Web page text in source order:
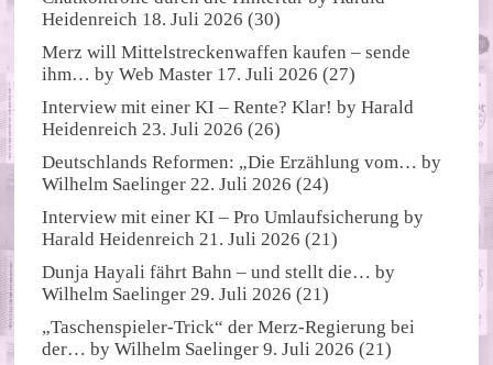
Heidenreich 18. Juli 2026 (30)
Merz will Mittelstreckenwaffen kaufen – sende
ihm… byWeb Master 17. Juli 2026 (27)
Interview mit einer KI – Rente? Klar! byHarald
Heidenreich 23. Juli 2026 (26)
Deutschlands Reformen: „Die Erzählung vom… by
Wilhelm Saelinger 22. Juli 2026 (24)
Interview mit einer KI – Pro Umlaufsicherung by
Harald Heidenreich 21. Juli 2026 (21)
Dunja Hayali fährt Bahn – und stellt die… by
Wilhelm Saelinger 29. Juli 2026 (21)
„Taschenspieler-Trick“ der Merz-Regierung bei
der… byWilhelm Saelinger 9. Juli 2026 (21)